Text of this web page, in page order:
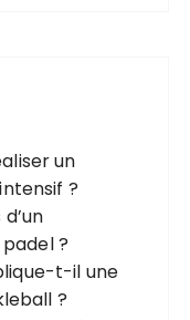
un
?
?
t-il une
?